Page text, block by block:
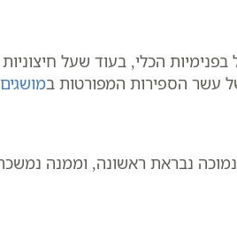
הכלי, בעוד שעל
עשר הספירות המפורטות ב
נבראת ראשונה, וממנה